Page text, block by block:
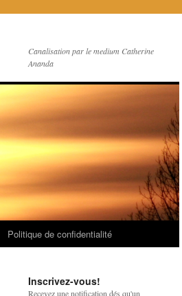
Canalisation par le medium Catherine
Ananda
Politique de confidentialité
Inscrivez-vous!
Recevez une notification dés qu'un